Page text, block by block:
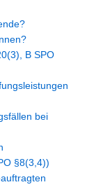
B SPO
bei
§8(3,4))